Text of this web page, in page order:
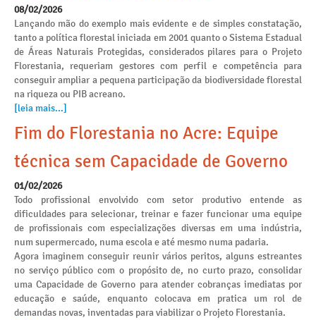
08/02/2026
Lançando mão do exemplo mais evidente e de simples constatação,
tanto a política florestal iniciada em 2001 quanto o Sistema Estadual
de Áreas Naturais Protegidas, considerados pilares para o Projeto
Florestania, requeriam gestores com perfil e competência para
conseguir ampliar a pequena participação da biodiversidade florestal
na riqueza ou PIB acreano.
[leia mais...]
Fim do Florestania no Acre: Equipe
técnica sem Capacidade de Governo
01/02/2026
Todo profissional envolvido com setor produtivo entende as
dificuldades para selecionar, treinar e fazer funcionar uma equipe
de profissionais com especializações diversas em uma indústria,
num supermercado, numa escola e até mesmo numa padaria.
Agora imaginem conseguir reunir vários peritos, alguns estreantes
no serviço público com o propósito de, no curto prazo, consolidar
uma Capacidade de Governo para atender cobranças imediatas por
educação e saúde, enquanto colocava em pratica um rol de
demandas novas, inventadas para viabilizar o Projeto Florestania.